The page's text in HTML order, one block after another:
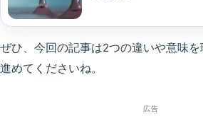
ぜひ、今回の記事は2つの違いや意味
進めてくださいね。
広告